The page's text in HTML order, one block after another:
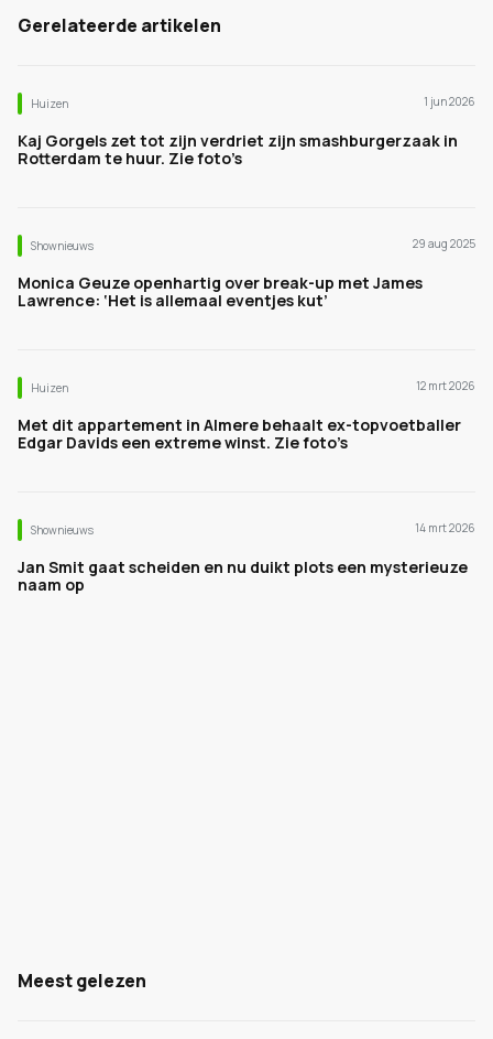
Gerelateerde artikelen
Huizen 1 jun 2026
Kaj Gorgels zet tot zijn verdriet zijn smashburgerzaak in
Rotterdam te huur. Zie foto’s
Shownieuws 29 aug 2025
Monica Geuze openhartig over break-up met James
Lawrence: ‘Het is allemaal eventjes kut’
Huizen 12 mrt 2026
Met dit appartement in Almere behaalt ex-topvoetballer
Edgar Davids een extreme winst. Zie foto’s
Shownieuws 14 mrt 2026
Jan Smit gaat scheiden en nu duikt plots een mysterieuze
naam op
Meest gelezen